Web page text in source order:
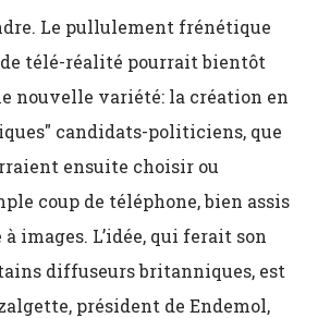
Le pullulement frénétique
télé-réalité pourrait bientôt
nouvelle variété: la création en
candidats-politiciens, que
ensuite choisir ou
coup de téléphone, bien assis
images. L’idée, qui ferait son
diffuseurs britanniques, est
président de Endemol,